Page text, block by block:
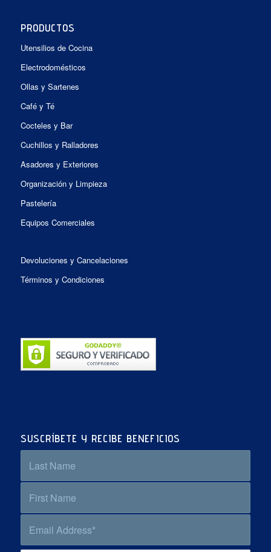
PRODUCTOS
Utensilios de Cocina
Electrodomésticos
Ollas y Sartenes
Café y Té
Cocteles y Bar
Cuchillos y Ralladores
Asadores y Exteriores
Organización y Limpieza
Pastelería
Equipos Comerciales
Devoluciones y Cancelaciones
Términos y Condiciones
SUSCRÍBETE Y RECIBE BENEFICIOS